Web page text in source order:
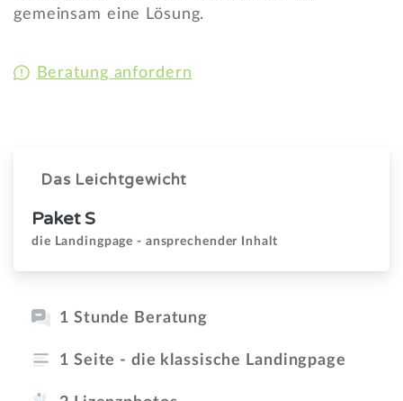
gemeinsam eine Lösung.
Beratung anfordern
Das Leichtgewicht
Paket S
die Landingpage - ansprechender Inhalt
1 Stunde Beratung
1 Seite - die klassische Landingpage